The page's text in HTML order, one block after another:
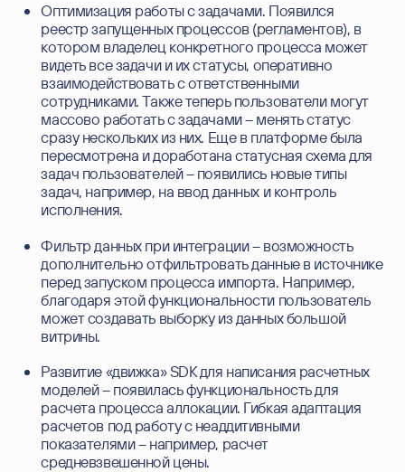
Оптимизация работы с задачами. Появился
реестр запущенных процессов (регламентов), в
котором владелец конкретного процесса может
видеть все задачи и их статусы, оперативно
взаимодействовать с ответственными
сотрудниками. Также теперь пользователи могут
массово работать с задачами – менять статус
сразу нескольких из них. Еще в платформе была
пересмотрена и доработана статусная схема для
задач пользователей – появились новые типы
задач, например, на ввод данных и контроль
исполнения.
Фильтр данных при интеграции – возможность
дополнительно отфильтровать данные в источнике
перед запуском процесса импорта. Например,
благодаря этой функциональности пользователь
может создавать выборку из данных большой
витрины.
Развитие «движка» SDK для написания расчетных
моделей – появилась функциональность для
расчета процесса аллокации. Гибкая адаптация
расчетов под работу с неаддитивными
показателями – например, расчет
средневзвешенной цены.